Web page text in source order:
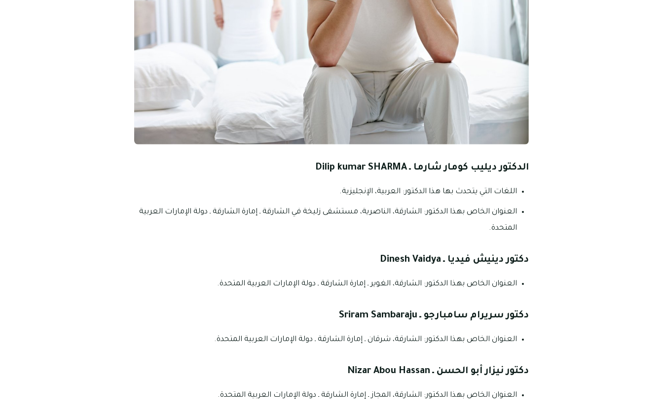
الدكتور ديليب كومار شارما ـDilip kumar SHARMA
اللغات التي يتحدث بها هذا الدكتور: العربية، الإنجليزية.
العنوان الخاص بهذا الدكتور: الشارقة، الناصرية، مستشفى زليخة في الشارقة ـ إمارة الشارقة ـ دولة الإمارات العربية
المتحدة.
دكتور دينيش فيديا ـ Dinesh Vaidya
العنوان الخاص بهذا الدكتور: الشارقة، الغوير ـ إمارة الشارقة ـ دولة الإمارات العربية المتحدة.
دكتور سريرام سامبارجو ـ Sriram Sambaraju
العنوان الخاص بهذا الدكتور: الشارقة، شرقان ـ إمارة الشارقة ـ دولة الإمارات العربية المتحدة.
دكتور نيزار أبو الحسن ـ Nizar Abou Hassan
العنوان الخاص بهذا الدكتور: الشارقة، المجاز ـ إمارة الشارقة ـ دولة الإمارات العربية المتحدة.